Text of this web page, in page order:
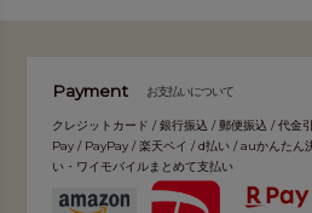
Payment お支払いについて
クレジットカード / 銀行振込 / 郵便振込 / 代金
Pay / PayPay / 楽天ペイ / d払い / auかんたん
い・ワイモバイルまとめて支払い